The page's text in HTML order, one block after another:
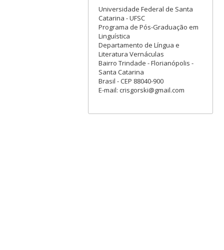
Universidade Federal de Santa
Catarina - UFSC
Programa de Pós-Graduação em
Linguística
Departamento de Língua e
Literatura Vernáculas
Bairro Trindade - Florianópolis -
Santa Catarina
Brasil - CEP 88040-900
E-mail: crisgorski@gmail.com